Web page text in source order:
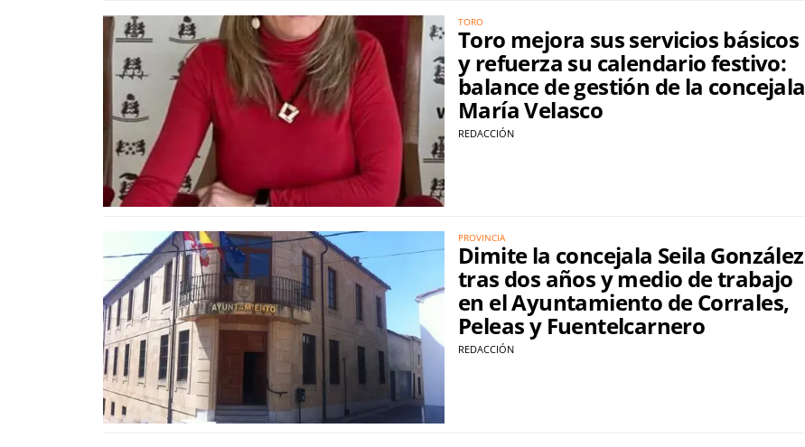
TORO
Toro mejora sus servicios básicos
y refuerza su calendario festivo:
balance de gestión de la concejala
María Velasco
REDACCIÓN
PROVINCIA
Dimite la concejala Seila González
tras dos años y medio de trabajo
en el Ayuntamiento de Corrales,
Peleas y Fuentelcarnero
REDACCIÓN